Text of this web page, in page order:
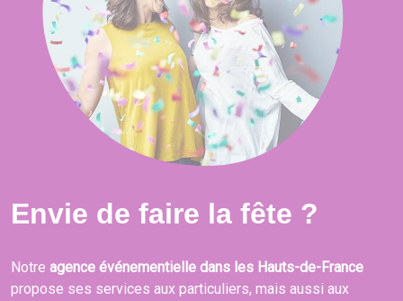
Envie de faire la fête ?
Notre agence événementielle dans les Hauts-de-France
propose ses services aux particuliers, mais aussi aux